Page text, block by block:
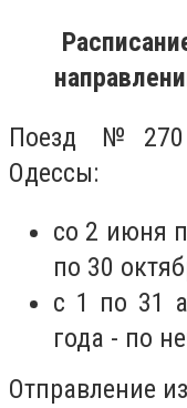
Поезд №270
Одессы:
со 2 июня
по 30
с 1 по 31
года - по
Отправление